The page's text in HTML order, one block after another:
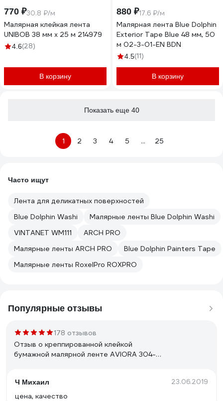
770 ₽30.8 ₽/м
Малярная клейкая лента
UNIBOB 38 мм х 25 м 214979
4.6(28)
В корзину
880 ₽17.6 ₽/м
Малярная лента Blue Dolphin
Exterior Tape Blue 48 мм, 50
м 02-3-01-EN BDN
4.5(11)
В корзину
Показать еще 40
1 2 3 4 5 ... 25
Часто ищут
Лента для деликатных поверхностей
Blue Dolphin Washi
Малярные ленты Blue Dolphin Washi
VINTANET WM111
ARCH PRO
Малярные ленты ARCH PRO
Blue Dolphin Painters Tape
Малярные ленты RoxelPro ROXPRO
Популярные отзывы
178 отзывов
Отзыв о креппированной клейкой
бумажной малярной ленте AVIORA 304-
Ч Михаил 23.06.2019
цена, качество